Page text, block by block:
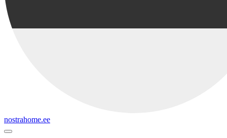
nostrahome.ee